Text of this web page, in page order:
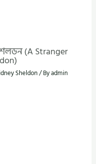
শেলডন (A Stranger
Sheldon/ Byadmin